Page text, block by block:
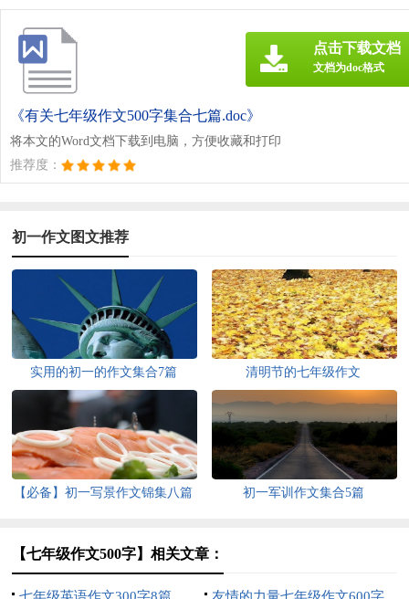
《有关七年级作文500字集合七篇.doc》
将本文的Word文档下载到电脑，方便收藏和打印
推荐度：
点击下载文档
文档为doc格式
初一作文图文推荐
实用的初一的作文集合7篇 清明节的七年级作文
【必备】初一写景作文锦集八篇 初一军训作文集合5篇
【七年级作文500字】相关文章：
七年级英语作文300字8篇 友情的力量七年级作文600字